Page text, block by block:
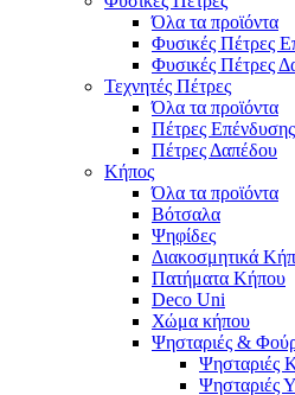
Όλα τα προϊόντα
Φυσικές Πέτρες
Φυσικές Πέτρες
Τεχνητές Πέτρες
Όλα τα προϊόντα
Πέτρες Επένδυσης
Πέτρες Δαπέδου
Κήπος
Όλα τα προϊόντα
Βότσαλα
Ψηφίδες
Διακοσμητικά
Πατήματα Κήπου
Deco Uni
Χώμα κήπου
Ψησταριές &
Ψησταριές
Ψησταριές